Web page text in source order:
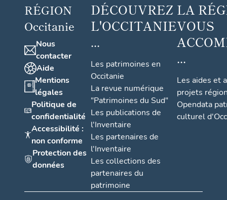
RÉGION
Occitanie
Nous
contacter
Aide
Mentions
légales
Politique de
confidentialité
Accessibilité :
non conforme
Protection des
données
DÉCOUVREZ
L'OCCITANIE
...
Les patrimoines en
Occitanie
La revue numérique
"Patrimoines du Sud"
Les publications de
l'Inventaire
Les partenaires de
l'Inventaire
Les collections des
partenaires du
patrimoine
LA
VOUS
...
Les aides et
projets
Opendata
culturel